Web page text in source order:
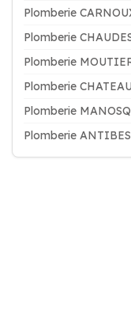
Plomberie
Plomberie
Plomberie
Plomberie
Plomberie
Plomberie